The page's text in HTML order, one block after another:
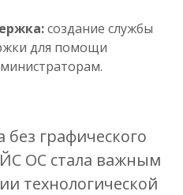
создание службы
для помощи
без графического
ОС стала важным
технологической